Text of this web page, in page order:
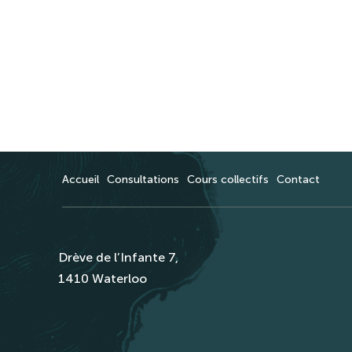
Accueil Consultations Cours collectifs Contact
Drève de l’Infante 7,
1410 Waterloo